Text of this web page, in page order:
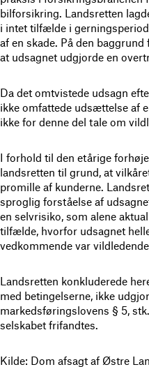
bilforsikring. Landsretten
i intet tilfælde i
af en skade. På den
at udsagnet udgjorde en
Da det omtvistede udsagn
ikke omfattede udsættelse af
ikke for denne del tale om
I forhold til den etårige
landsretten til grund, at
promille af kunderne.
sproglig forståelse af
en selvrisiko, som alene
tilfælde, hvorfor udsagnet
vedkommende var
Landsretten konkluderede
med betingelserne, ikke
markedsføringslovens § 5,
selskabet frifandtes.
Kilde: Dom afsagt af Østre